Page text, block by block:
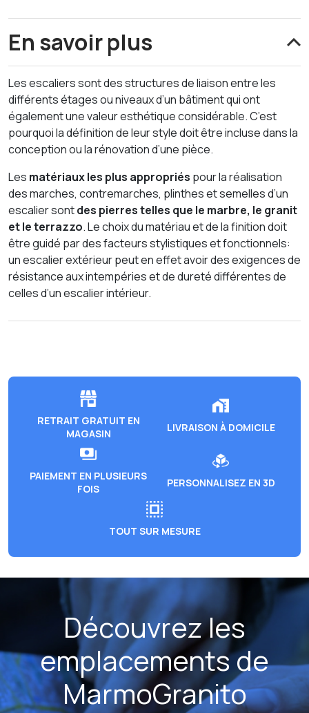
En savoir plus
Les escaliers sont des structures de liaison entre les
différents étages ou niveaux d’un bâtiment qui ont
également une valeur esthétique considérable. C’est
pourquoi la définition de leur style doit être incluse dans la
conception ou la rénovation d’une pièce.
Les matériaux les plus appropriés pour la réalisation
des marches, contremarches, plinthes et semelles d’un
escalier sontdes pierres telles que le marbre, le granit
et le terrazzo. Le choix du matériau et de la finition doit
être guidé par des facteurs stylistiques et fonctionnels:
un escalier extérieur peut en effet avoir des exigences de
résistance aux intempéries et de dureté différentes de
celles d’un escalier intérieur.
RETRAIT GRATUIT EN
MAGASIN
LIVRAISON À DOMICILE
PAIEMENT EN PLUSIEURS
FOIS
PERSONNALISEZ EN 3D
TOUT SUR MESURE
Découvrez les
emplacements de
MarmoGranito